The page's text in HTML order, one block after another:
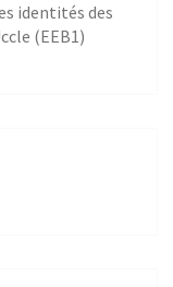
identités des
(EEB1)